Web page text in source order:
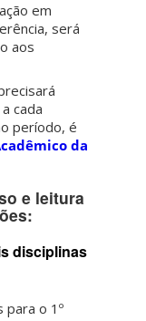
em
será
aos
cada
período, é
da
e leitura
disciplinas
para o 1º